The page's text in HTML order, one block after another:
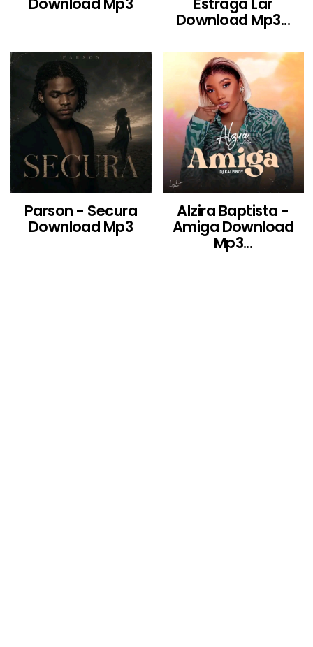
Download Mp3...
Parson - Secura
Download Mp3
Alzira Baptista -
Amiga Download
Mp3...